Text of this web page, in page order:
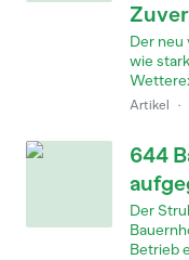
Der
wie
Artikel ·
644
Der
Betrieb